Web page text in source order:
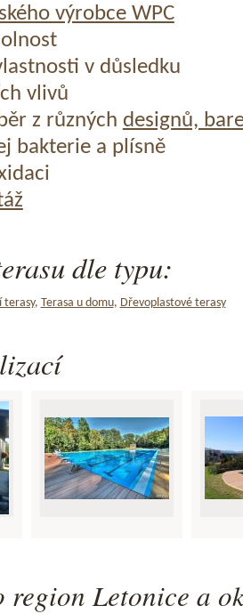
výrobce WPC
v důsledku
vlivů
z různých designů,
bakterie a plísně
dle typu:
terasy, Terasa u domu, Dřevoplastové terasy
region Letonice a